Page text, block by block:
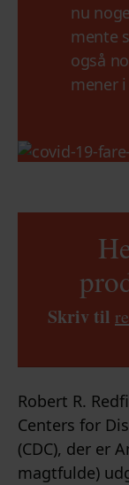
nu
mente
også
mener
Skriv til
Robert R.
Centers for
(CDC), der er
magtfulde)